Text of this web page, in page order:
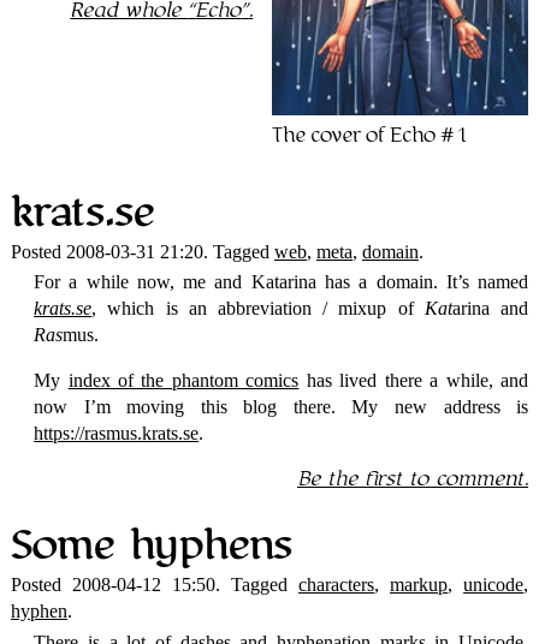
The cover of Echo #1
Read whole Echo .
krats.se
Posted 2008-03-31 21:20. Tagged web, meta, domain.
For a while now, me and Katarina has a domain. It’s named
krats.se, which is an abbreviation / mixup of Katarina and
Rasmus.
My index of the phantom comics has lived there a while, and
now I’m moving this blog there. My new address is
https://rasmus.krats.se.
Be the first to comment.
Some hyphens
Posted 2008-04-12 15:50. Taggedcharacters,markup,unicode,
hyphen.